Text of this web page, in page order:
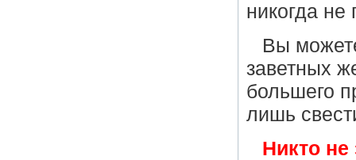
никогда не
Вы
заветных
большего
лишь
Никто не